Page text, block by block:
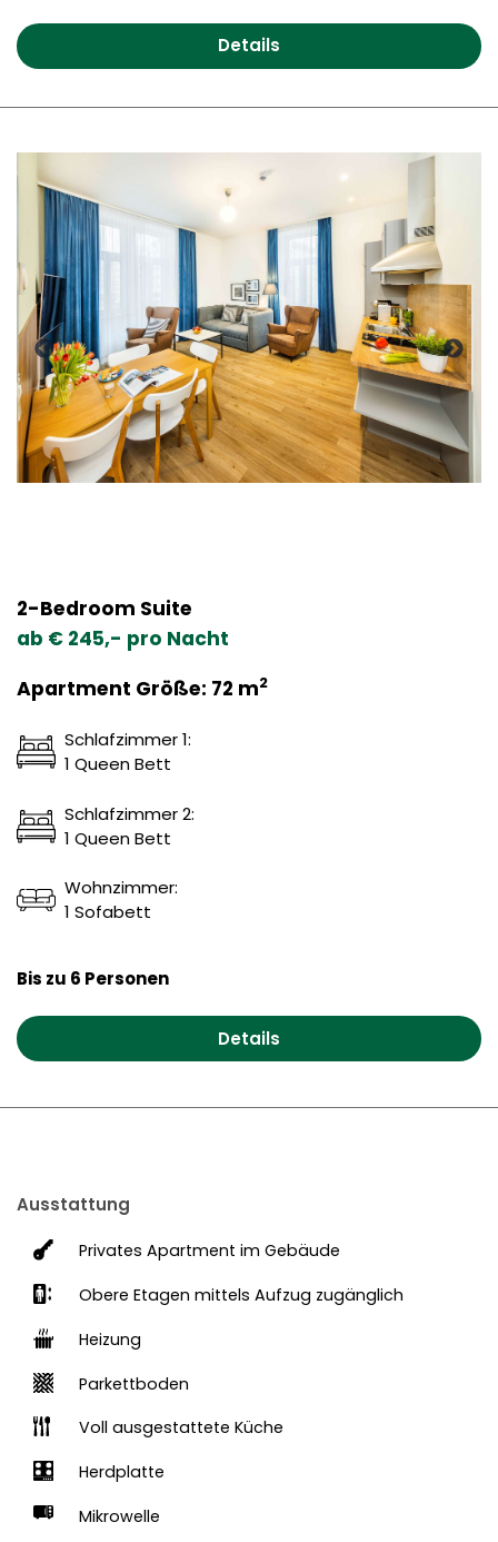
Details
2-Bedroom Suite
ab € 245,- pro Nacht
Apartment Größe: 72 m2
Schlafzimmer 1:
1 Queen Bett
Schlafzimmer 2:
1 Queen Bett
Wohnzimmer:
1 Sofabett
Details
Bis zu 6 Personen
Ausstattung
Privates Apartment im Gebäude
Obere Etagen mittels Aufzug zugänglich
Heizung
Parkettboden
Voll ausgestattete Küche
Herdplatte
Mikrowelle